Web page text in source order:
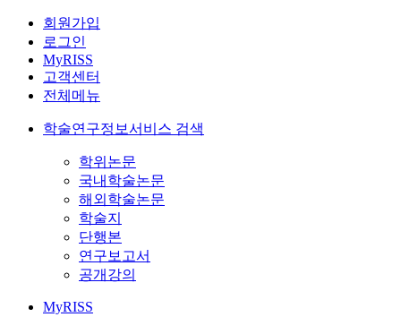
회원가입
로그인
MyRISS
고객센터
전체메뉴
학술연구정보서비스 검색
학위논문
국내학술논문
해외학술논문
학술지
단행본
연구보고서
공개강의
MyRISS